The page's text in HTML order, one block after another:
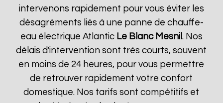
intervenons rapidement pour vous éviter les
désagréments liés à une panne de chauffe-
eau électrique Atlantic Le Blanc Mesnil . Nos
délais d'intervention sont très courts, souvent
en moins de 24 heures, pour vous permettre
de retrouver rapidement votre confort
domestique. Nos tarifs sont compétitifs et